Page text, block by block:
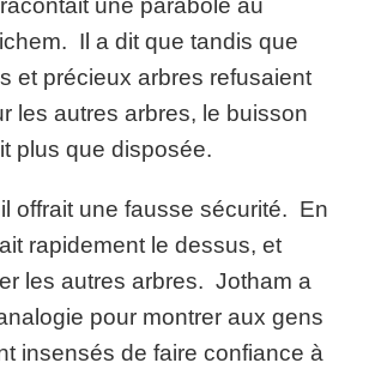
une parabole au
Il a dit que tandis que
et précieux arbres refusaient
les autres arbres, le buisson
plus que disposée.
offrait une fausse sécurité. En
rapidement le dessus, et
les autres arbres. Jotham a
pour montrer aux gens
insensés de faire confiance à